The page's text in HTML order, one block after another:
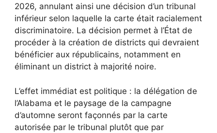
2026, annulant ainsi une décision d’un tribunal
inférieur selon laquelle la carte était racialement
discriminatoire. La décision permet à l’État de
procéder à la création de districts qui devraient
bénéficier aux républicains, notamment en
éliminant un district à majorité noire.
L’effet immédiat est politique : la délégation de
l’Alabama et le paysage de la campagne
d’automne seront façonnés par la carte
autorisée par le tribunal plutôt que par